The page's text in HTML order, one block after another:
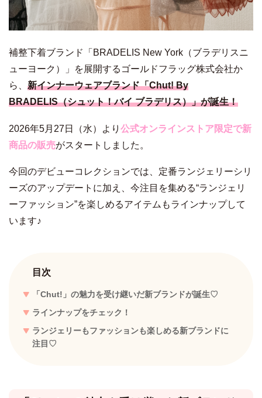
補整下着ブランド「BRADELIS New York（ブラデリスニ
ューヨーク）」を展開するゴールドフラッグ株式会社か
ら、 新インナーウェアブランド「Chut! By
BRADELIS（シュット！バイ ブラデリス）」が誕生！
2026年5月27日（水）より 公式オンラインストア限定で新
商品の販売がスタートしました。
今回のデビューコレクションでは、定番ランジェリーシリ
ーズのアップデートに加え、今注目を集める“ランジェリ
ーファッション”を楽しめるアイテムもラインナップして
います♪
目次
「Chut!」の魅力を受け継いだ新ブランドが誕生♡
ラインナップをチェック！
ランジェリーもファッションも楽しめる新ブランドに
注目♡